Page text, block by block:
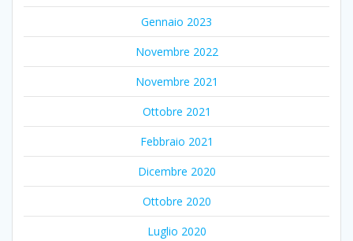
Gennaio 2023
Novembre 2022
Novembre 2021
Ottobre 2021
Febbraio 2021
Dicembre 2020
Ottobre 2020
Luglio 2020